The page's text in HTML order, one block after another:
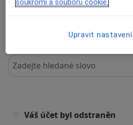
Hledejte v názorech
Váš účet byl odstraněn
soukromí a souborů cookie.
Upravit nastavení